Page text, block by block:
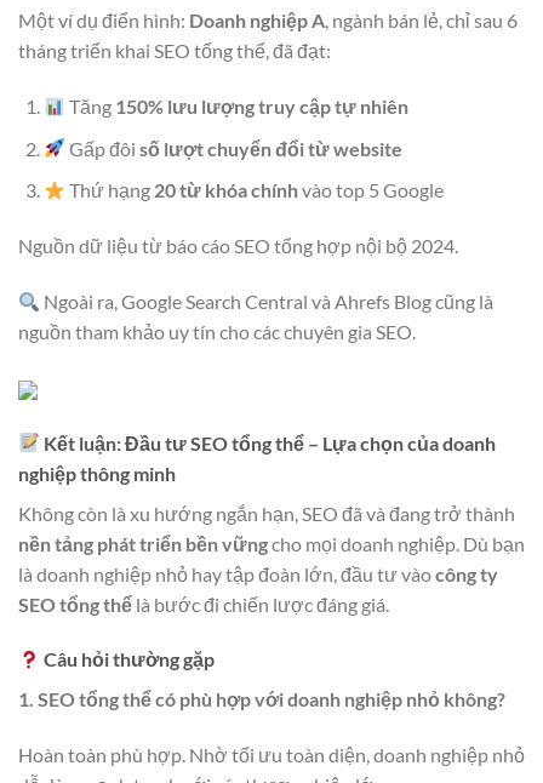
Một ví dụ điển hình: Doanh nghiệp A, ngành bán lẻ, chỉ sau 6
tháng triển khai SEO tổng thể, đã đạt:
Tăng 150% lưu lượng truy cập tự nhiên
Gấp đôisố lượt chuyển đổi từ website
Thứ hạng 20 từ khóa chínhvào top 5 Google
Nguồn dữ liệu từ báo cáo SEO tổng hợp nội bộ 2024.
Ngoài ra, Google Search Central và Ahrefs Blog cũng là
nguồn tham khảo uy tín cho các chuyên gia SEO.
Kết luận: Đầu tư SEO tổng thể – Lựa chọn của doanh
nghiệp thông minh
Không còn là xu hướng ngắn hạn, SEO đã và đang trở thành
nền tảng phát triển bền vữngcho mọi doanh nghiệp. Dù bạn
là doanh nghiệp nhỏ hay tập đoàn lớn, đầu tư vàocông ty
SEO tổng thể là bước đi chiến lược đáng giá.
Câu hỏi thường gặp
1. SEO tổng thể có phù hợp với doanh nghiệp nhỏ không?
Hoàn toàn phù hợp. Nhờ tối ưu toàn diện, doanh nghiệp nhỏ